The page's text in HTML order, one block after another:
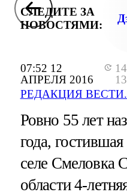
07:52 12
АПРЕЛЯ 2016
РЕДАКЦИЯ
СЛЕДИТЕ ЗА
НОВОСТЯМИ:
Ровно 55 лет
года,
селе Смеловка
области 4-